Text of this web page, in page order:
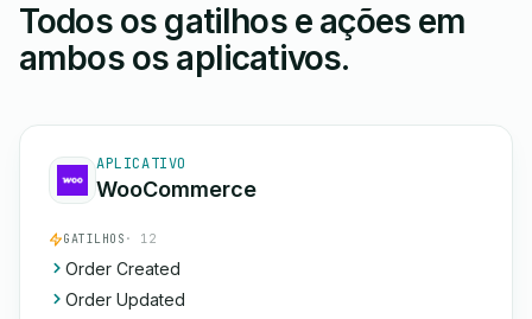
Todos os gatilhos e ações em
ambos os aplicativos.
APLICATIVO
WooCommerce
GATILHOS · 12
Order Created
Order Updated